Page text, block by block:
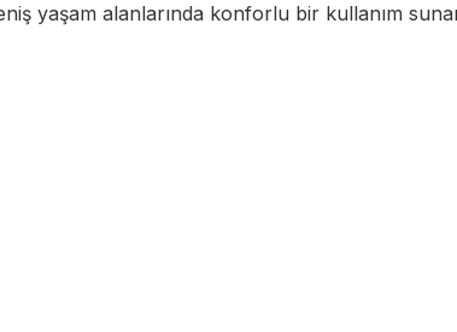
yaşam alanlarında konforlu bir kullanım